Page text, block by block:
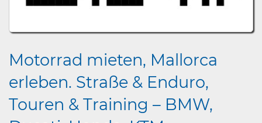
Motorrad mieten, Mallorca
erleben. Straße & Enduro,
Touren & Training – BMW,